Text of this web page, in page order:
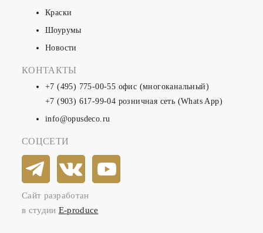
Краски
Шоурумы
Новости
КОНТАКТЫ
+7 (495) 775-00-55 офис (многоканальный)
+7 (903) 617-99-04 розничная сеть (Whats App)
info@opusdeco.ru
СОЦСЕТИ
Сайт разработан
в студии E-produce